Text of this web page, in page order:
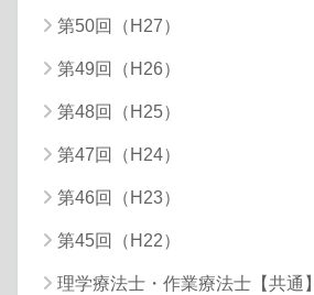
第50回（H27）
第49回（H26）
第48回（H25）
第47回（H24）
第46回（H23）
第45回（H22）
理学療法士・作業療法士【共通】